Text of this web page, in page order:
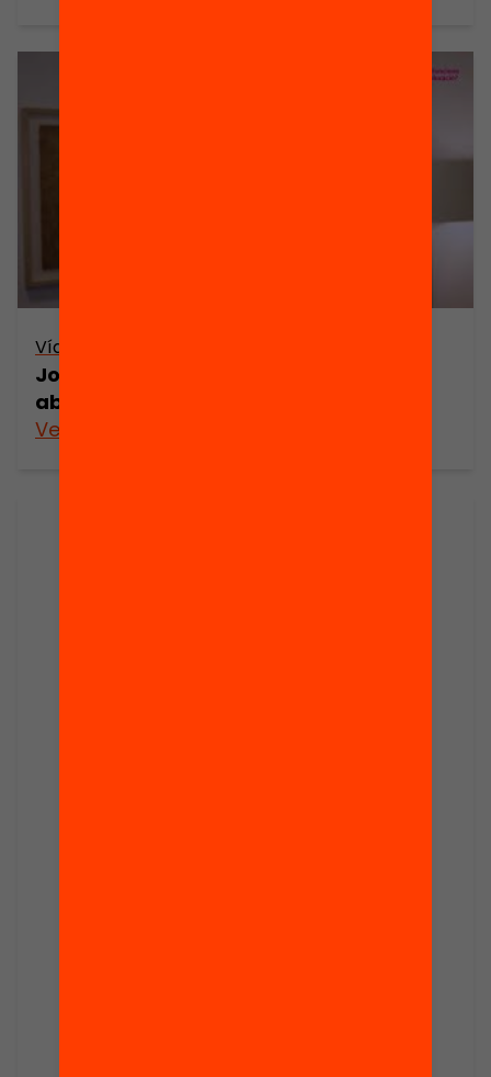
Vídeo
Joan Carles Navarro – Beques, ajuts i
abandonament escolar prematur
Veure’n més